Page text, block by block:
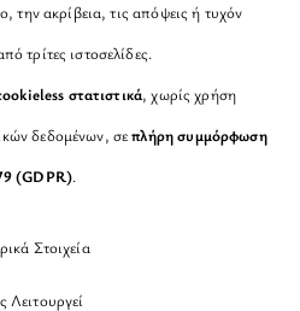
την ακρίβεια, τις απόψεις ή τυχόν
τρίτες ιστοσελίδες.
στατιστικά, χωρίς χρήση
δεδομένων, σεπλήρη συμμόρφωση
(GDPR).
Στοιχεία
Λειτουργεί